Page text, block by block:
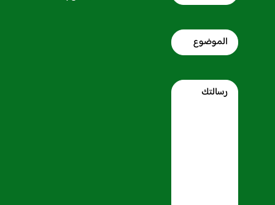
Subject
Message